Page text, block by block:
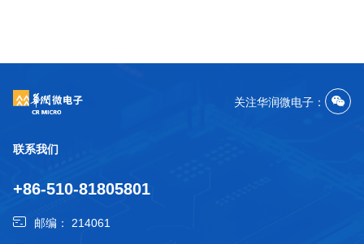
关注华润微电子：
联系我们
+86-510-81805801
邮编： 214061